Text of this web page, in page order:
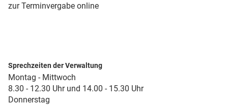
zur Terminvergabe online
Sprechzeiten der Verwaltung
Montag - Mittwoch
8.30 - 12.30 Uhr und 14.00 - 15.30 Uhr
Donnerstag